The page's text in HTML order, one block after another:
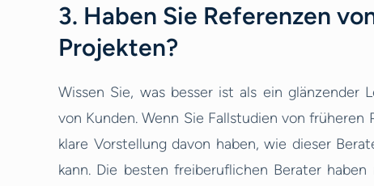
3. Haben Sie Referenzen
Projekten?
Wissen Sie, was besser ist als ein glänzender
von Kunden. Wenn Sie Fallstudien von
klare Vorstellung davon haben, wie dieser
kann. Die besten freiberuflichen Berater